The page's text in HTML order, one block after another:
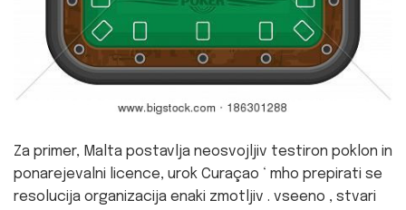
Za primer, Malta postavlja neosvojljiv testiron poklon in
ponarejevalni licence, urok Curaçao ‘ mho prepirati se
resolucija organizacija enaki zmotljiv . vseeno , stvari